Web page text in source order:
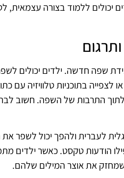
יכולים ללמוד בצורה
שפה חדשה. ילדים יכולים
לצפייה בתוכניות טלוויזיה עם
התרבות של השפה. חשוב
לעברית ולהפך יכול לשפר
הודעות טקסט. כאשר ילדים
שמחזק את אוצר המילים שלהם.